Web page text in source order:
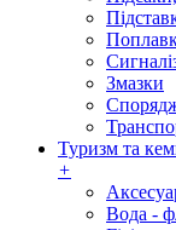
Змазки
Туризм та
+
Вода -